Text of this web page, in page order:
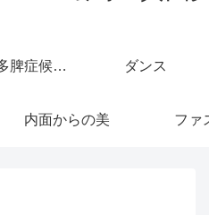
子供の病気（多脾症候群） ダンス
内面からの美 ファ